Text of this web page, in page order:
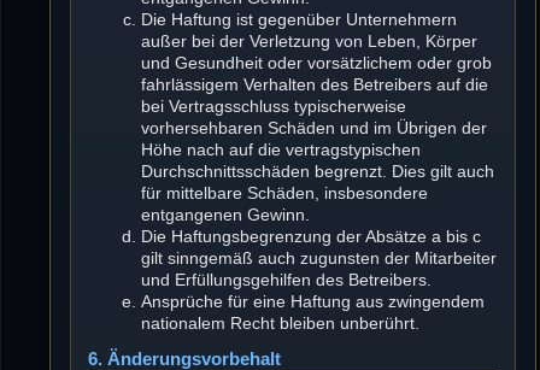
Die Haftung ist gegenüber Unternehmern
außer bei der Verletzung von Leben, Körper
und Gesundheit oder vorsätzlichem oder grob
fahrlässigem Verhalten des Betreibers auf die
bei Vertragsschluss typischerweise
vorhersehbaren Schäden und im Übrigen der
Höhe nach auf die vertragstypischen
Durchschnittsschäden begrenzt. Dies gilt auch
für mittelbare Schäden, insbesondere
entgangenen Gewinn.
Die Haftungsbegrenzung der Absätze a bis c
gilt sinngemäß auch zugunsten der Mitarbeiter
und Erfüllungsgehilfen des Betreibers.
Ansprüche für eine Haftung aus zwingendem
nationalem Recht bleiben unberührt.
6. Änderungsvorbehalt